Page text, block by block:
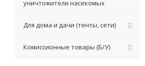
уничтожители насекомых
Для дома и дачи (тенты, сети)
Комиссионные товары (Б/У)